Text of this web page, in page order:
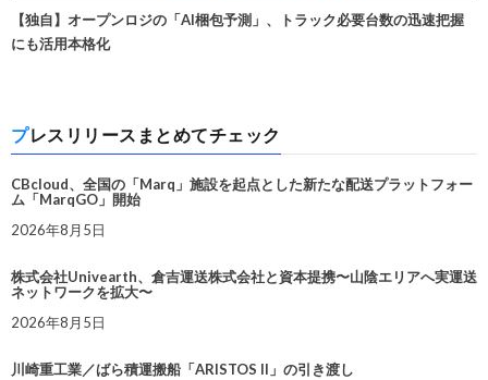
【独自】オープンロジの「AI梱包予測」、トラック必要台数の迅速把握
にも活用本格化
プレスリリースまとめてチェック
CBcloud、全国の「Marq」施設を起点とした新たな配送プラットフォー
ム「MarqGO」開始
2026年8月5日
株式会社Univearth、倉吉運送株式会社と資本提携〜山陰エリアへ実運送
ネットワークを拡大〜
2026年8月5日
川崎重工業／ばら積運搬船「ARISTOS II」の引き渡し